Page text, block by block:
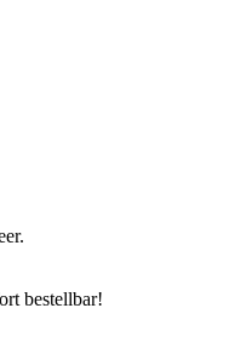
bestellbar!